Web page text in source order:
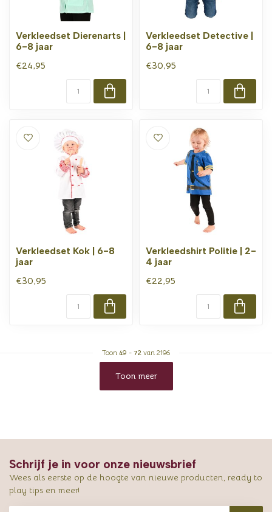
Verkleedset Dierenarts |
6-8 jaar
€24,95
Verkleedset Detective |
6-8 jaar
€30,95
Verkleedset Kok | 6-8
jaar
€30,95
Verkleedshirt Politie | 2-
4 jaar
€22,95
Toon 49 - 72 van 2196
Toon meer
Schrijf je in voor onze nieuwsbrief
Wees als eerste op de hoogte van nieuwe producten, ready to
play tips en meer!